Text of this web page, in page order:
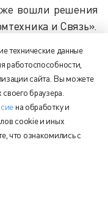
вошли решения
и Связь».
включала
объединены в
ОС.
технические данные
работоспособности,
сайта. Вы можете
браузера.
на обработку и
cookie и иных
что ознакомились с